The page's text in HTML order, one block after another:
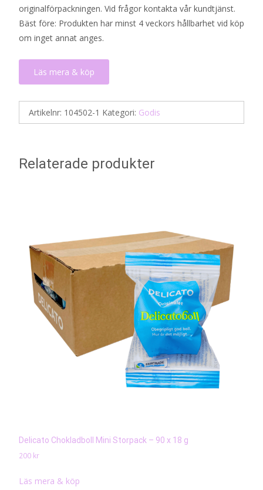
originalförpackningen. Vid frågor kontakta vår kundtjänst.
Bäst före: Produkten har minst 4 veckors hållbarhet vid köp
om inget annat anges.
Läs mera & köp
Artikelnr: 104502-1 Kategori: Godis
Relaterade produkter
Delicato Chokladboll Mini Storpack – 90 x 18 g
200 kr
Läs mera & köp